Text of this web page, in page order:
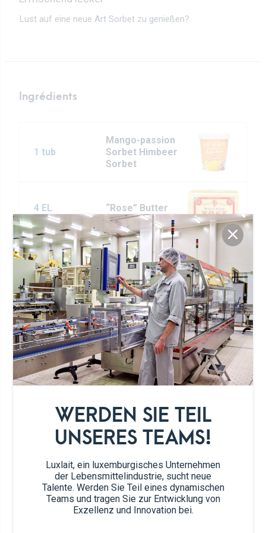
WERDEN SIE TEIL
UNSERES TEAMS!
Luxlait, ein luxemburgisches Unternehmen
der Lebensmittelindustrie, sucht neue
Talente. Werden Sie Teil eines dynamischen
Teams und tragen Sie zur Entwicklung von
Exzellenz und Innovation bei.
Lust auf eine neue Art Sorbet zu genießen?
Ingrédients
1 tub
Mango-passion
Sorbet Himbeer
Sorbet
4 EL “Rose” Butter
260g Marshmallows
45g
getrocknete Cranberries, grob
gehackt
45g
getrocknete Mangoscheiben,
grob gehackt
Zubereitung
Eine ca. 20x30 cm große Backform mit
Pergamentpapier auslegen. Eine
mittelgroße Schüssel mit Butter bepinseln.